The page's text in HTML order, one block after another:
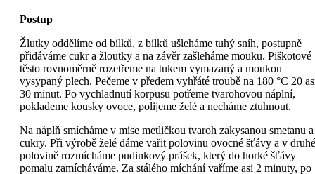
Postup
Žlutky oddělíme od bílků, z bílků ušleháme tuhý sníh, postupně
přidáváme cukr a žloutky a na závěr zašleháme mouku. Piškotové
těsto rovnoměrně rozetřeme na tukem vymazaný a moukou
vysypaný plech. Pečeme v předem vyhřáté troubě na 180 °C 20
30 minut. Po vychladnutí korpusu potřeme tvarohovou náplní,
poklademe kousky ovoce, polijeme želé a necháme ztuhnout.
Na náplň smícháme v míse metličkou tvaroh zakysanou smetanu a
cukry. Při výrobě želé dáme vařit polovinu ovocné šťávy a v druhé
polovině rozmícháme pudinkový prášek, který do horké šťávy
pomalu zamícháváme. Za stálého míchání vaříme asi 2 minuty, po